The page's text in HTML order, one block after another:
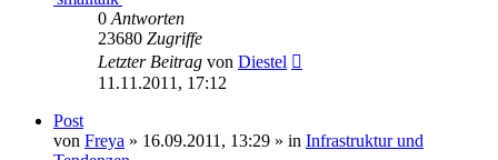
0 Antworten
23680 Zugriffe
Letzter Beitrag von Diestel
11.11.2011, 17:12
Post
von Freya » 16.09.2011, 13:29 » in Infrastruktur und